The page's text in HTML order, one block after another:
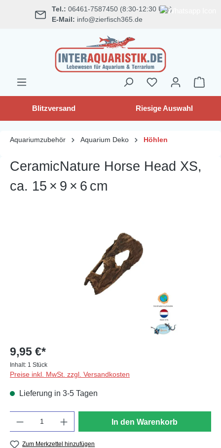
springen Tel.: 06461-7587450 (8:30-12:30 Uhr)
E-Mail: info@zierfisch365.de
Blitzversand Riesige Auswahl
Aquariumzubehör Aquarium Deko Höhlen
CeramicNature Horse Head XS,
ca. 15 × 9 × 6 cm
9,95 €*
Inhalt: 1 Stück
Preise inkl. MwSt. zzgl. Versandkosten
Lieferung in 3-5 Tagen
In den Warenkorb
Zum Merkzettel hinzufügen